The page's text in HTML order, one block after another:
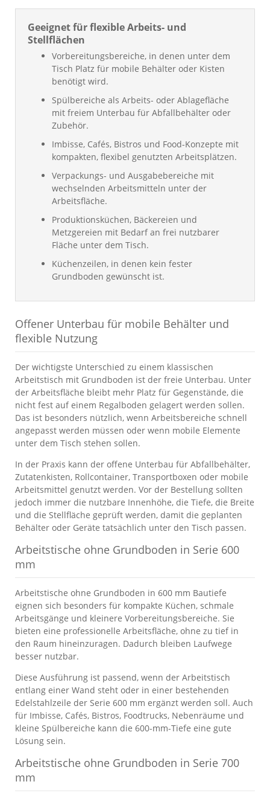
Geeignet für flexible Arbeits- und
Stellflächen
Vorbereitungsbereiche, in denen unter dem
Tisch Platz für mobile Behälter oder Kisten
benötigt wird.
Spülbereiche als Arbeits- oder Ablagefläche
mit freiem Unterbau für Abfallbehälter oder
Zubehör.
Imbisse, Cafés, Bistros und Food-Konzepte mit
kompakten, flexibel genutzten Arbeitsplätzen.
Verpackungs- und Ausgabebereiche mit
wechselnden Arbeitsmitteln unter der
Arbeitsfläche.
Produktionsküchen, Bäckereien und
Metzgereien mit Bedarf an frei nutzbarer
Fläche unter dem Tisch.
Küchenzeilen, in denen kein fester
Grundboden gewünscht ist.
Offener Unterbau für mobile Behälter und
flexible Nutzung
Der wichtigste Unterschied zu einem klassischen
Arbeitstisch mit Grundboden ist der freie Unterbau. Unter
der Arbeitsfläche bleibt mehr Platz für Gegenstände, die
nicht fest auf einem Regalboden gelagert werden sollen.
Das ist besonders nützlich, wenn Arbeitsbereiche schnell
angepasst werden müssen oder wenn mobile Elemente
unter dem Tisch stehen sollen.
In der Praxis kann der offene Unterbau für Abfallbehälter,
Zutatenkisten, Rollcontainer, Transportboxen oder mobile
Arbeitsmittel genutzt werden. Vor der Bestellung sollten
jedoch immer die nutzbare Innenhöhe, die Tiefe, die Breite
und die Stellfläche geprüft werden, damit die geplanten
Behälter oder Geräte tatsächlich unter den Tisch passen.
Arbeitstische ohne Grundboden in Serie 600
mm
Arbeitstische ohne Grundboden in 600 mm Bautiefe
eignen sich besonders für kompakte Küchen, schmale
Arbeitsgänge und kleinere Vorbereitungsbereiche. Sie
bieten eine professionelle Arbeitsfläche, ohne zu tief in
den Raum hineinzuragen. Dadurch bleiben Laufwege
besser nutzbar.
Diese Ausführung ist passend, wenn der Arbeitstisch
entlang einer Wand steht oder in einer bestehenden
Edelstahlzeile der Serie 600 mm ergänzt werden soll. Auch
für Imbisse, Cafés, Bistros, Foodtrucks, Nebenräume und
kleine Spülbereiche kann die 600-mm-Tiefe eine gute
Lösung sein.
Arbeitstische ohne Grundboden in Serie 700
mm